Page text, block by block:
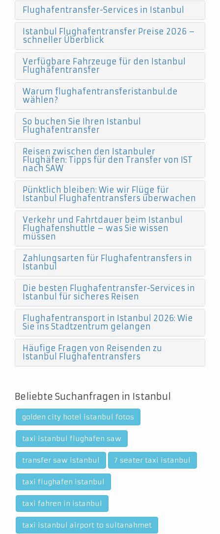
Flughafentransfer-Services in Istanbul
Istanbul Flughafentransfer Preise 2026 –
schneller Überblick
Verfügbare Fahrzeuge für den Istanbul
Flughafentransfer
Warum flughafentransferistanbul.de
wählen?
So buchen Sie Ihren Istanbul
Flughafentransfer
Reisen zwischen den Istanbuler
Flughäfen: Tipps für den Transfer von IST
nach SAW
Pünktlich bleiben: Wie wir Flüge für
Istanbul Flughafentransfers überwachen
Verkehr und Fahrtdauer beim Istanbul
Flughafenshuttle – was Sie wissen
müssen
Zahlungsarten für Flughafentransfers in
Istanbul
Die besten Flughafentransfer-Services in
Istanbul für sicheres Reisen
Flughafentransport in Istanbul 2026: Wie
Sie ins Stadtzentrum gelangen
Häufige Fragen von Reisenden zu
Istanbul Flughafentransfers
Beliebte Suchanfragen in Istanbul
golden city hotel istanbul fotos
taxi istanbul flughafen saw
transfer saw istanbul 7 seater taxi istanbul
taxi flughafen istanbul
taxi fahren in istanbul
taxi istanbul airport to sultanahmet